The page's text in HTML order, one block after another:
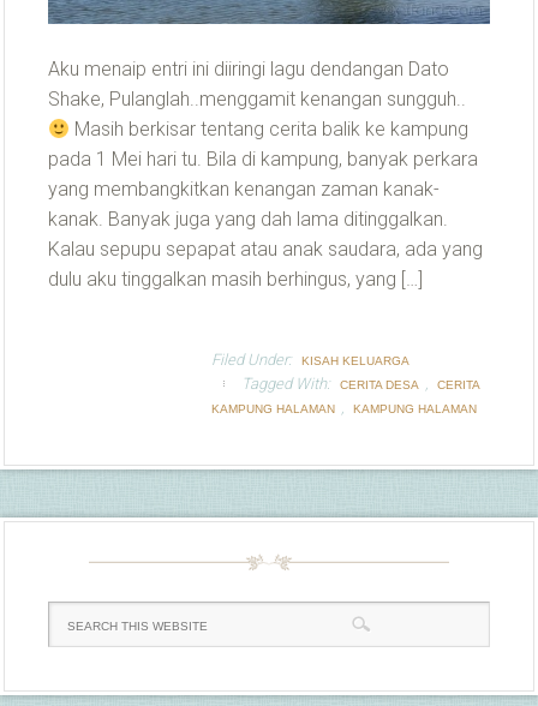
Aku menaip entri ini diiringi lagu dendangan Dato
Shake, Pulanglah..menggamit kenangan sungguh..
Masih berkisar tentang cerita balik ke kampung
pada 1 Mei hari tu. Bila di kampung, banyak perkara
yang membangkitkan kenangan zaman kanak-
kanak. Banyak juga yang dah lama ditinggalkan.
Kalau sepupu sepapat atau anak saudara, ada yang
dulu aku tinggalkan masih berhingus, yang […]
Filed Under: KISAH KELUARGA
Tagged With: CERITA DESA ,
CERITA
KAMPUNG HALAMAN , KAMPUNG HALAMAN